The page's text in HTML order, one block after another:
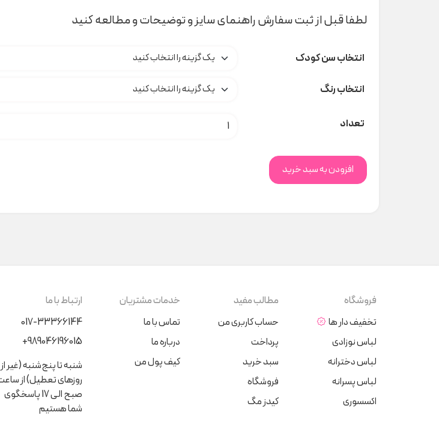
لطفا قبل از ثبت سفارش راهنمای سایز و توضیحات و مطالعه کنید
انتخاب سن کودک
انتخاب رنگ
تعداد رامپر و کلاه دخترانه کنفی کد T000483 عدد
افزودن به سبد خرید
فروشگاه
تخفیف دار ها
لباس نوزادی
لباس دخترانه
لباس پسرانه
اکسسوری
مطالب مفید
حساب کاربری من
پرداخت
سبد خرید
فروشگاه
کیدز مگ
خدمات مشتریان
تماس با ما
درباره ما
کیف پول من
ارتباط با ما
017-33366144
+989046196015
شنبه تا پنج‌شنبه (غیر از
صبح الی 17 پاسخگوی
شما هستیم